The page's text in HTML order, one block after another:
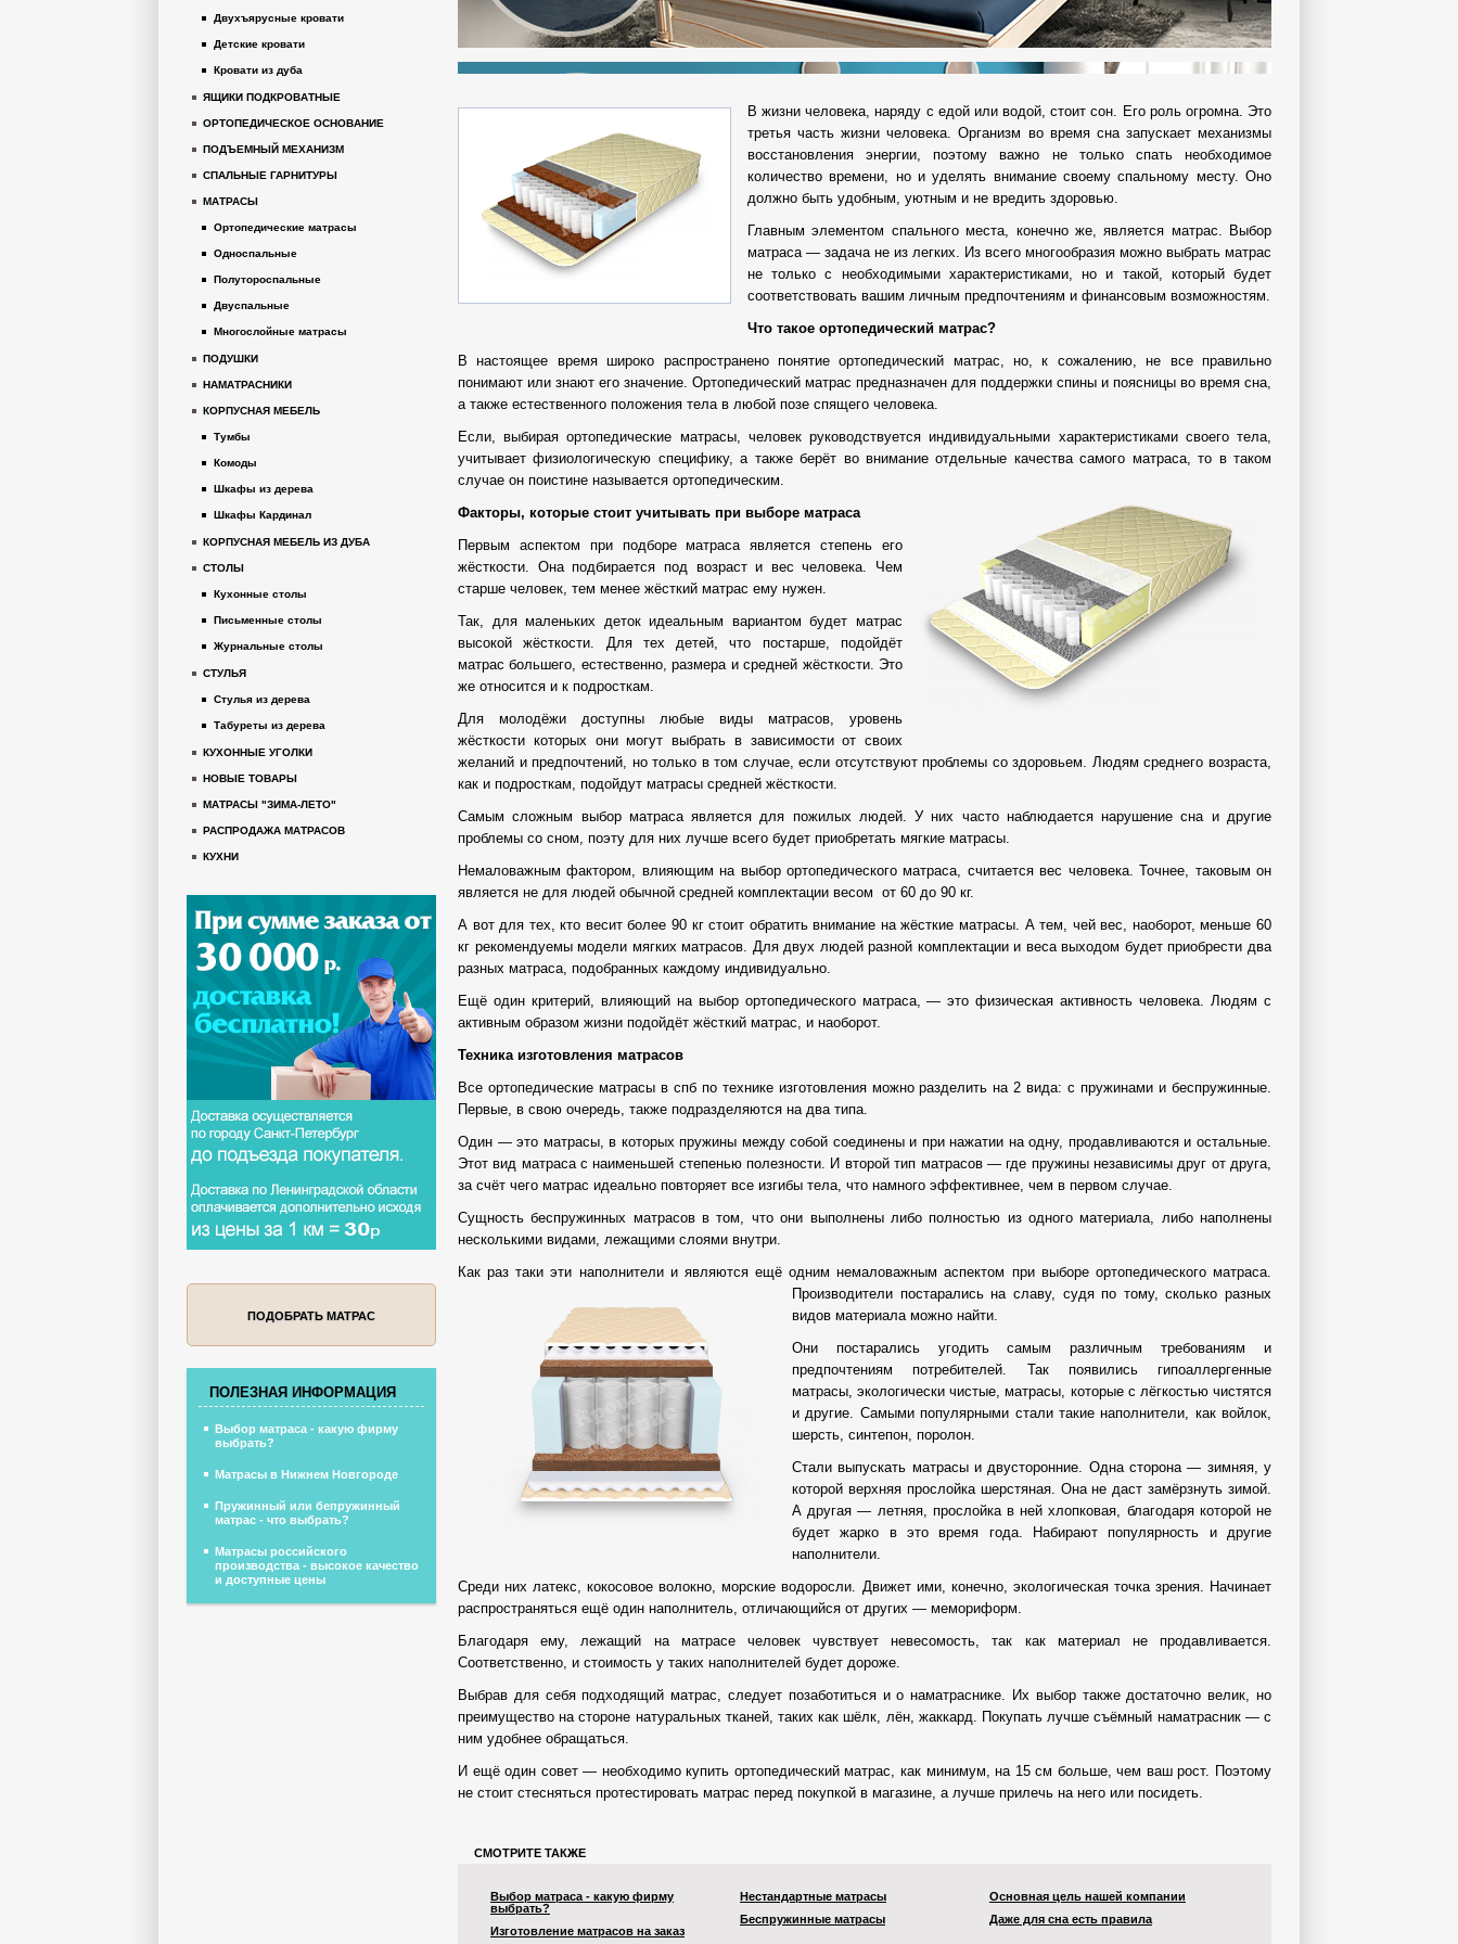
В жизни человека, наряду с едой или водой, стоит сон. Его роль огромна. Это
третья часть жизни человека. Организм во время сна запускает механизмы
восстановления энергии, поэтому важно не только спать необходимое
количество времени, но и уделять внимание своему спальному месту. Оно
должно быть удобным, уютным и не вредить здоровью.
Главным элементом спального места, конечно же, является матрас. Выбор
матраса — задача не из легких. Из всего многообразия можно выбрать матрас
не только с необходимыми характеристиками, но и такой, который будет
соответствовать вашим личным предпочтениям и финансовым возможностям.
Что такое ортопедический матрас?
В настоящее время широко распространено понятие ортопедический матрас, но, к сожалению, не все правильно
понимают или знают его значение. Ортопедический матрас предназначен для поддержки спины и поясницы во время сна,
а также естественного положения тела в любой позе спящего человека.
Если, выбирая ортопедические матрасы, человек руководствуется индивидуальными характеристиками своего тела,
учитывает физиологическую специфику, а также берёт во внимание отдельные качества самого матраса, то в таком
случае он поистине называется ортопедическим.
Факторы, которые стоит учитывать при выборе матраса
Первым аспектом при подборе матраса является степень его
жёсткости. Она подбирается под возраст и вес человека. Чем
старше человек, тем менее жёсткий матрас ему нужен.
Так, для маленьких деток идеальным вариантом будет матрас
высокой жёсткости. Для тех детей, что постарше, подойдёт
матрас большего, естественно, размера и средней жёсткости. Это
же относится и к подросткам.
Для молодёжи доступны любые виды матрасов, уровень
жёсткости которых они могут выбрать в зависимости от своих
желаний и предпочтений, но только в том случае, если отсутствуют проблемы со здоровьем. Людям среднего возраста,
как и подросткам, подойдут матрасы средней жёсткости.
Самым сложным выбор матраса является для пожилых людей. У них часто наблюдается нарушение сна и другие
проблемы со сном, поэту для них лучше всего будет приобретать мягкие матрасы.
Немаловажным фактором, влияющим на выбор ортопедического матраса, считается вес человека. Точнее, таковым он
является не для людей обычной средней комплектации весом от 60 до 90 кг.
А вот для тех, кто весит более 90 кг стоит обратить внимание на жёсткие матрасы. А тем, чей вес, наоборот, меньше 60
кг рекомендуемы модели мягких матрасов. Для двух людей разной комплектации и веса выходом будет приобрести два
разных матраса, подобранных каждому индивидуально.
Ещё один критерий, влияющий на выбор ортопедического матраса, — это физическая активность человека. Людям с
активным образом жизни подойдёт жёсткий матрас, и наоборот.
Техника изготовления матрасов
Все ортопедические матрасы в спб по технике изготовления можно разделить на 2 вида: с пружинами и беспружинные.
Первые, в свою очередь, также подразделяются на два типа.
Один — это матрасы, в которых пружины между собой соединены и при нажатии на одну, продавливаются и остальные.
Этот вид матраса с наименьшей степенью полезности. И второй тип матрасов — где пружины независимы друг от друга,
за счёт чего матрас идеально повторяет все изгибы тела, что намного эффективнее, чем в первом случае.
Сущность беспружинных матрасов в том, что они выполнены либо полностью из одного материала, либо наполнены
несколькими видами, лежащими слоями внутри.
Как раз таки эти наполнители и являются ещё одним немаловажным аспектом при выборе ортопедического матраса.
Производители постарались на славу, судя по тому, сколько разных
видов материала можно найти.
Они постарались угодить самым различным требованиям и
предпочтениям потребителей. Так появились гипоаллергенные
матрасы, экологически чистые, матрасы, которые с лёгкостью чистятся
и другие. Самыми популярными стали такие наполнители, как войлок,
шерсть, синтепон, поролон.
Стали выпускать матрасы и двусторонние. Одна сторона — зимняя, у
которой верхняя прослойка шерстяная. Она не даст замёрзнуть зимой.
А другая — летняя, прослойка в ней хлопковая, благодаря которой не
будет жарко в это время года. Набирают популярность и другие
наполнители.
Среди них латекс, кокосовое волокно, морские водоросли. Движет ими, конечно, экологическая точка зрения. Начинает
распространяться ещё один наполнитель, отличающийся от других — мемориформ.
Благодаря ему, лежащий на матрасе человек чувствует невесомость, так как материал не продавливается.
Соответственно, и стоимость у таких наполнителей будет дороже.
Выбрав для себя подходящий матрас, следует позаботиться и о наматраснике. Их выбор также достаточно велик, но
преимущество на стороне натуральных тканей, таких как шёлк, лён, жаккард. Покупать лучше съёмный наматрасник — с
ним удобнее обращаться.
И ещё один совет — необходимо купить ортопедический матрас, как минимум, на 15 см больше, чем ваш рост. Поэтому
не стоит стесняться протестировать матрас перед покупкой в магазине, а лучше прилечь на него или посидеть.
СМОТРИТЕ ТАКЖЕ
Выбор матраса - какую фирму
выбрать?
Изготовление матрасов на заказ
Нестандартные матрасы
Беспружинные матрасы
Основная цель нашей компании
Даже для сна есть правила
Двухъярусные кровати
Детские кровати
Кровати из дуба
ЯЩИКИ ПОДКРОВАТНЫЕ
ОРТОПЕДИЧЕСКОЕ ОСНОВАНИЕ
ПОДЪЕМНЫЙ МЕХАНИЗМ
СПАЛЬНЫЕ ГАРНИТУРЫ
МАТРАСЫ
Ортопедические матрасы
Односпальные
Полутороспальные
Двуспальные
Многослойные матрасы
ПОДУШКИ
НАМАТРАСНИКИ
КОРПУСНАЯ МЕБЕЛЬ
Тумбы
Комоды
Шкафы из дерева
Шкафы Кардинал
КОРПУСНАЯ МЕБЕЛЬ ИЗ ДУБА
СТОЛЫ
Кухонные столы
Письменные столы
Журнальные столы
СТУЛЬЯ
Стулья из дерева
Табуреты из дерева
КУХОННЫЕ УГОЛКИ
НОВЫЕ ТОВАРЫ
МАТРАСЫ "ЗИМА-ЛЕТО"
РАСПРОДАЖА МАТРАСОВ
КУХНИ
ПОДОБРАТЬ МАТРАС
ПОЛЕЗНАЯ ИНФОРМАЦИЯ
Выбор матраса - какую фирму
выбрать?
Матрасы в Нижнем Новгороде
Пружинный или бепружинный
матрас - что выбрать?
Матрасы российского
производства - высокое качество
и доступные цены